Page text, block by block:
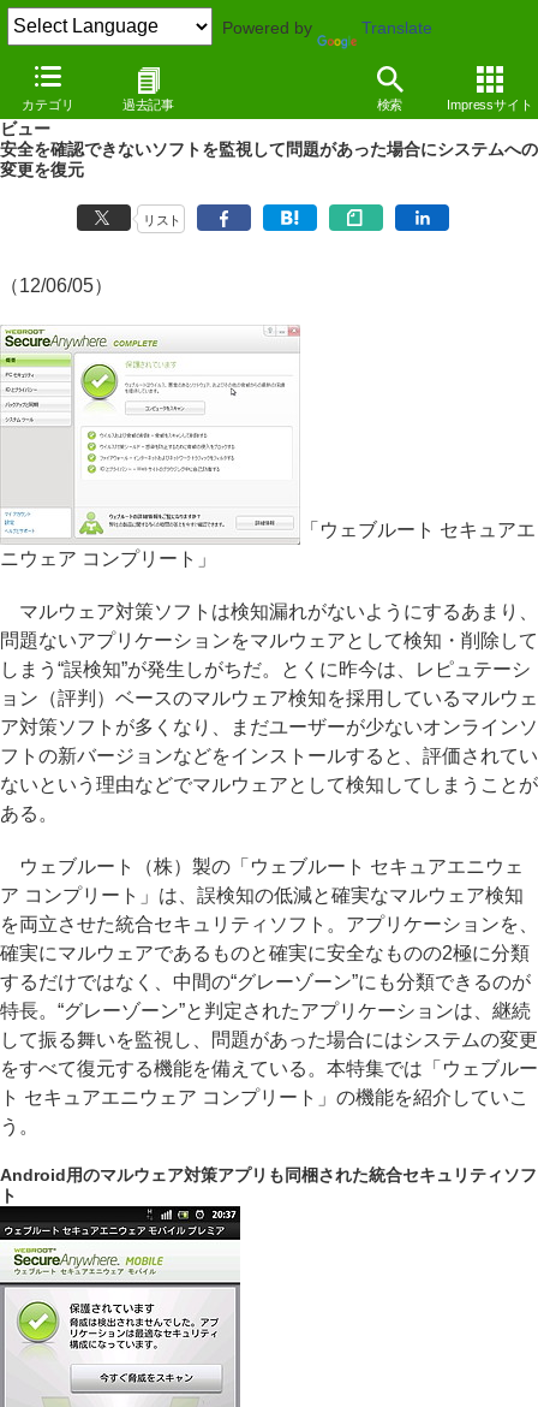
Powered by Translate
カテゴリ 過去記事 検索 Impressサイト
統合セキュリティソフト「ウェブルート セキュアエニウェア」詳細レ
ビュー
安全を確認できないソフトを監視して問題があった場合にシステムへの
変更を復元
リスト
（12/06/05）
「ウェブルート セキュアエ
ニウェア コンプリート」
マルウェア対策ソフトは検知漏れがないようにするあまり、
問題ないアプリケーションをマルウェアとして検知・削除して
しまう“誤検知”が発生しがちだ。とくに昨今は、レピュテーシ
ョン（評判）ベースのマルウェア検知を採用しているマルウェ
ア対策ソフトが多くなり、まだユーザーが少ないオンラインソ
フトの新バージョンなどをインストールすると、評価されてい
ないという理由などでマルウェアとして検知してしまうことが
ある。
ウェブルート（株）製の「ウェブルート セキュアエニウェ
ア コンプリート」は、誤検知の低減と確実なマルウェア検知
を両立させた統合セキュリティソフト。アプリケーションを、
確実にマルウェアであるものと確実に安全なものの2極に分類
するだけではなく、中間の“グレーゾーン”にも分類できるのが
特長。“グレーゾーン”と判定されたアプリケーションは、継続
して振る舞いを監視し、問題があった場合にはシステムの変更
をすべて復元する機能を備えている。本特集では「ウェブルー
ト セキュアエニウェア コンプリート」の機能を紹介していこ
う。
Android用のマルウェア対策アプリも同梱された統合セキュリティソフ
ト